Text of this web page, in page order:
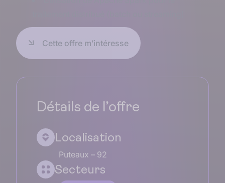
Cette offre m’intéresse
Détails de l’offre
Localisation
Puteaux – 92
Secteurs